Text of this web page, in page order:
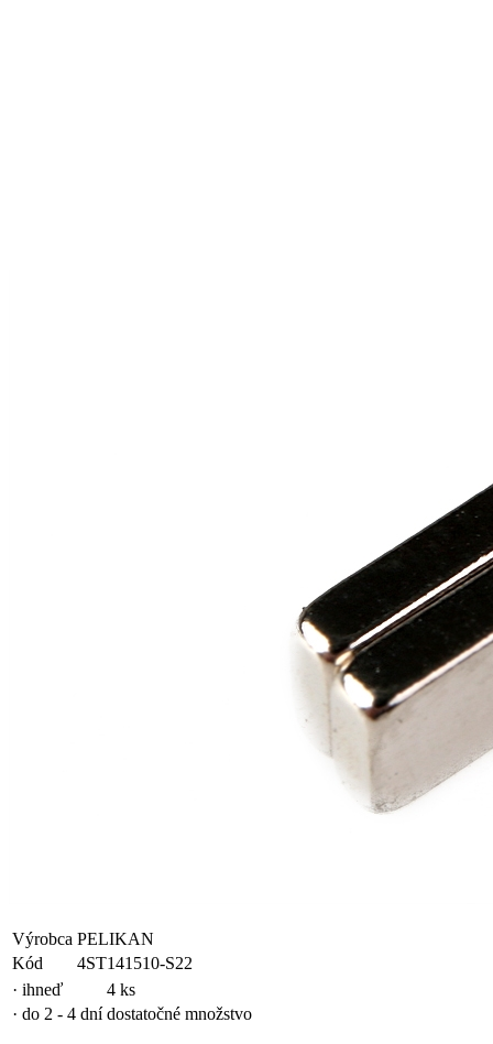
Výrobca PELIKAN
Kód
4ST141510-S22
· ihneď
4 ks
· do 2 - 4 dní dostatočné množstvo